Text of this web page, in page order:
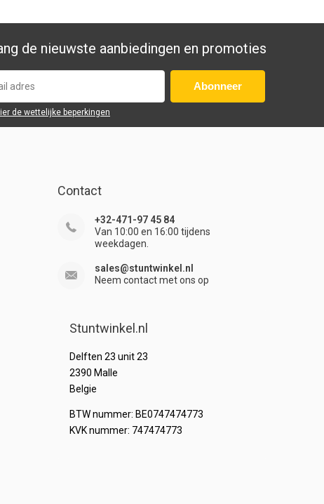
de nieuwste aanbiedingen en promoties
Abonneer
de wettelijke beperkingen
Contact
+32-471-97 45 84
Van 10:00 en 16:00 tijdens
weekdagen.
sales@stuntwinkel.nl
Neem contact met ons op
Stuntwinkel.nl
Delften 23 unit 23
2390 Malle
Belgie
BTW nummer: BE0747474773
KVK nummer: 747474773